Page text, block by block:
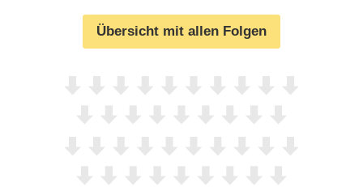
Übersicht mit allen Folgen